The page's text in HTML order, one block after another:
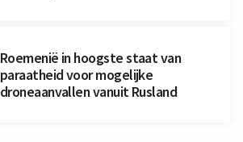
Roemenië in hoogste staat van
paraatheid voor mogelijke
droneaanvallen vanuit Rusland